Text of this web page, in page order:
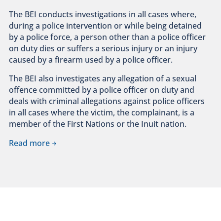
The BEI conducts investigations in all cases where,
during a police intervention or while being detained
by a police force, a person other than a police officer
on duty dies or suffers a serious injury or an injury
caused by a firearm used by a police officer.
The BEI also investigates any allegation of a sexual
offence committed by a police officer on duty and
deals with criminal allegations against police officers
in all cases where the victim, the complainant, is a
member of the First Nations or the Inuit nation.
Read more